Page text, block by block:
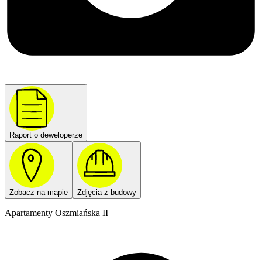
Raport o deweloperze
Zobacz na mapie Zdjęcia z budowy
Apartamenty Oszmiańska II